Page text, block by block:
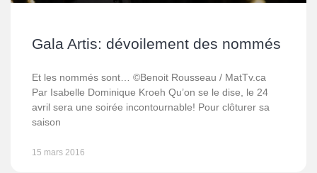
Gala Artis: dévoilement des nommés
Et les nommés sont… ©Benoit Rousseau / MatTv.ca
Par Isabelle Dominique Kroeh Qu’on se le dise, le 24
avril sera une soirée incontournable! Pour clôturer sa
saison
15 mars 2016